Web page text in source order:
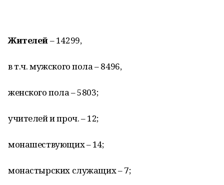
Жителей– 14299,
в т.ч. мужского пола – 8496,
женского пола – 5803;
учителей и проч. – 12;
монашествующих – 14;
монастырских служащих – 7;